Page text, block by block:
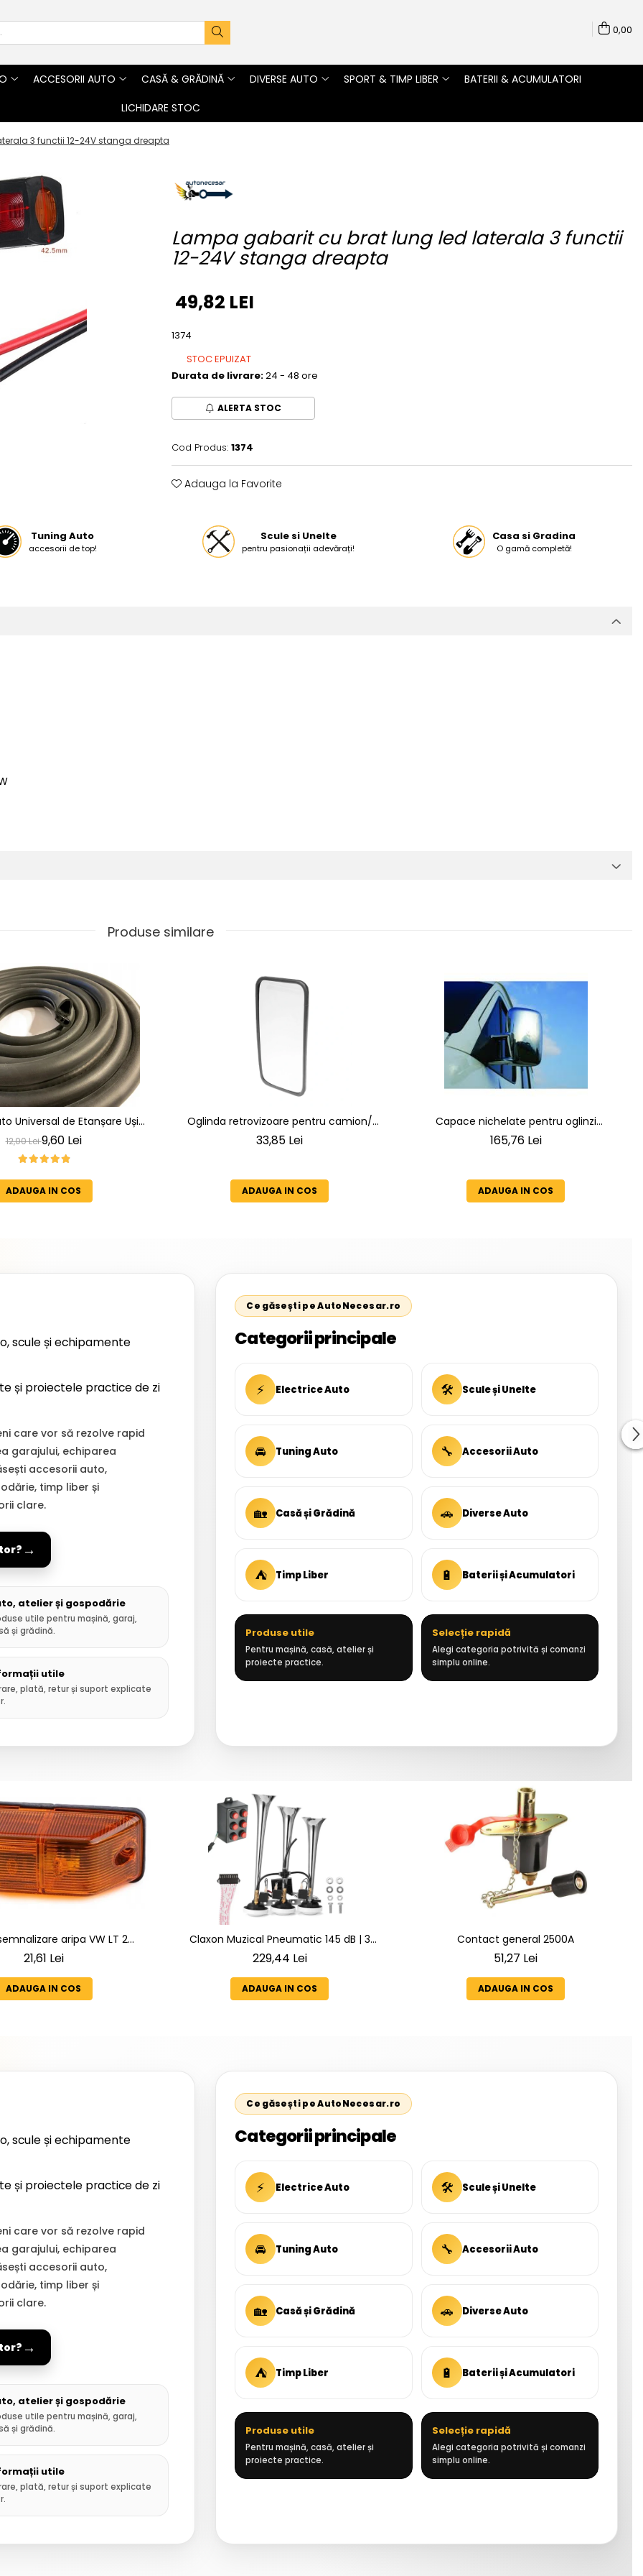
0,00
ACCESORII AUTO CASĂ & GRĂDINĂ DIVERSE AUTO SPORT & TIMP LIBER
BATERII & ACUMULATORI
LICHIDARE STOC
3 functii 12-24V stanga dreapta
Lampa gabarit cu brat lung led laterala 3 functii
12-24V stanga dreapta
49,82 LEI
1374
STOC EPUIZAT
Durata de livrare:24 - 48 ore
ALERTA STOC
Cod Produs: 1374
Adauga la Favorite
Tuning Auto
accesorii de top!
Scule si Unelte
pentru pasionații adevărați!
Casa si Gradina
O gamă completă!
Produse similare
Universal de Etanșare Uși
la intemperii, raze UV,
și temperaturi extreme
12,00 Lei9,60 Lei
ADAUGA IN COS
Oglinda retrovizoare pentru camion/
utilaje/ platforme/ tractoare
33,85 Lei
ADAUGA IN COS
Capace nichelate pentru oglinzi
Mercedes Sprinter
165,76 Lei
ADAUGA IN COS
scule și echipamente
și proiectele practice de zi
care vor să rezolve rapid
garajului, echiparea
accesorii auto,
timp liber și
clare.
→
atelier și gospodărie
utile pentru mașină, garaj,
și grădină.
utile
plată, retur și suport explicate
Ce găsești pe AutoNecesar.ro
Categorii principale
⚡ Electrice Auto 🛠 Scule și Unelte
🚘 Tuning Auto 🔧 Accesorii Auto
🏡 Casă și Grădină 🚗 Diverse Auto
⛺ Timp Liber 🔋 Baterii și Acumulatori
Produse utile
Pentru mașină, casă, atelier și
proiecte practice.
Selecție rapidă
Alegi categoria potrivită și comanzi
simplu online.
aripa VW LT 2
; Mercedes Sprinter 1995-
1949-; Neoplan Euroliner,
Cityliner;
21,61 Lei
ADAUGA IN COS
Claxon Muzical Pneumatic 145 dB | 3
Goarne Cromate Premium | 6 Melodii
229,44 Lei
ADAUGA IN COS
Contact general 2500A
51,27 Lei
ADAUGA IN COS
scule și echipamente
și proiectele practice de zi
care vor să rezolve rapid
garajului, echiparea
accesorii auto,
timp liber și
clare.
→
atelier și gospodărie
utile pentru mașină, garaj,
și grădină.
utile
plată, retur și suport explicate
Ce găsești pe AutoNecesar.ro
Categorii principale
⚡ Electrice Auto 🛠 Scule și Unelte
🚘 Tuning Auto 🔧 Accesorii Auto
🏡 Casă și Grădină 🚗 Diverse Auto
⛺ Timp Liber 🔋 Baterii și Acumulatori
Produse utile
Pentru mașină, casă, atelier și
proiecte practice.
Selecție rapidă
Alegi categoria potrivită și comanzi
simplu online.